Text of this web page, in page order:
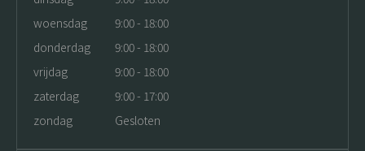
woensdag
9:00 - 18:00
donderdag
9:00 - 18:00
vrijdag
9:00 - 18:00
zaterdag
9:00 - 17:00
zondag
Gesloten